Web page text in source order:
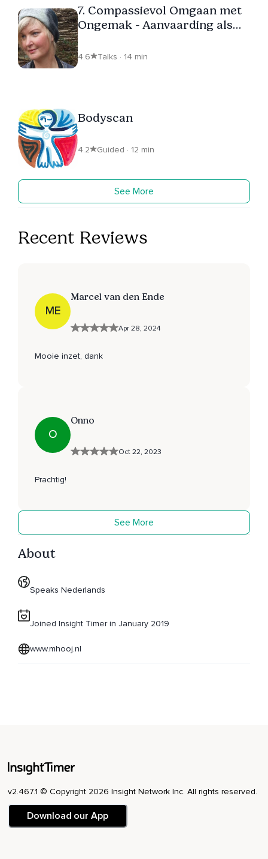
7. Compassievol Omgaan met
Ongemak - Aanvaarding als
4.6 Talks · 14 min
Bodyscan
4.2 Guided · 12 min
See More
Recent Reviews
ME
Marcel van den Ende
Apr 28, 2024
Mooie inzet, dank
O
Onno
Oct 22, 2023
Prachtig!
See More
About
Speaks Nederlands
Joined Insight Timer in January 2019
www.mhooj.nl
v2.467.1 © Copyright 2026 Insight Network Inc. All rights reserved.
Download our App